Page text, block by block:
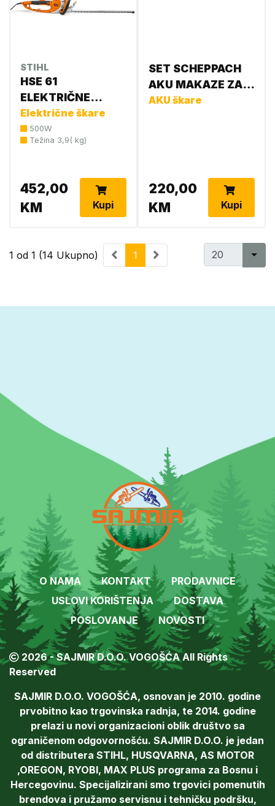
STIHL
HSE 61
ELEKTRIČNE
ŠKARE ZA ŽIVICU
4812 011 3503
Električne škare
500W
Težina 3,9( kg)
452,00
KM
Kupi
SET SCHEPPACH
AKU MAKAZE ZA
OREZIVANJE
AKU škare
220,00
KM
Kupi
1 od 1 (14 Ukupno) 1
O NAMA KONTAKT
PRODAVNICE
USLOVI KORIŠTENJA
DOSTAVA
POSLOVANJE
NOVOSTI
2026 - SAJMIR D.O.O. VOGOŠĆA All Rights
Reserved
SAJMIR D.O.O. VOGOŠĆA, osnovan je 2010. godine
prvobitno kao trgovinska radnja, te 2014. godine
prelazi u novi organizacioni oblik društvo sa
ograničenom odgovornošću. SAJMIR D.O.O. je jedan
od distributera STIHL, HUSQVARNA, AS MOTOR
,OREGON, RYOBI, MAX PLUS programa za Bosnu i
Hercegovinu. Specijalizirani smo trgovici pomenutih
brendova i pružamo servisnu i tehničku podršku,